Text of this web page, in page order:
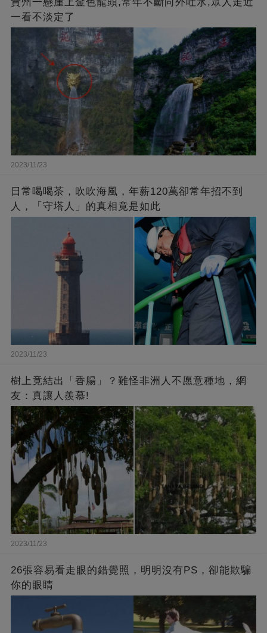
貴州一懸崖上金色龍頭,常年不斷向外吐水,眾人走近
一看不淡定了
2023/11/23
日常喝喝茶，吹吹海風，年薪120萬卻常年招不到
人，「守塔人」的真相竟是如此
2023/11/23
樹上竟結出「香腸」？難怪非洲人不愿意種地，網
友：真讓人羨慕!
2023/11/23
26張容易看走眼的錯覺照，明明沒有PS，卻能欺騙
你的眼睛